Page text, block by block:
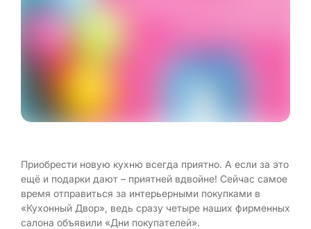
Приобрести новую кухню всегда приятно. А если за это
ещё и подарки дают – приятней вдвойне! Сейчас самое
время отправиться за интерьерными покупками в
«Кухонный Двор», ведь сразу четыре наших фирменных
салона объявили «Дни покупателей».